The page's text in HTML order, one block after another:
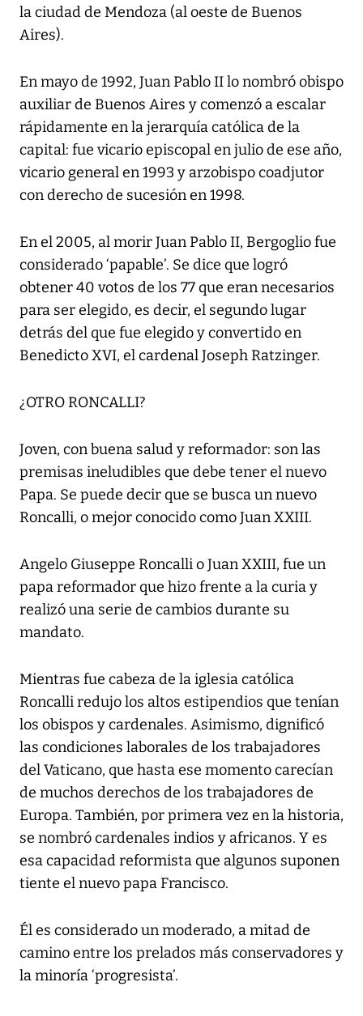
la ciudad de Mendoza (al oeste de Buenos
Aires).
En mayo de 1992, Juan Pablo II lo nombró obispo
auxiliar de Buenos Aires y comenzó a escalar
rápidamente en la jerarquía católica de la
capital: fue vicario episcopal en julio de ese año,
vicario general en 1993 y arzobispo coadjutor
con derecho de sucesión en 1998.
En el 2005, al morir Juan Pablo II, Bergoglio fue
considerado ‘papable’. Se dice que logró
obtener 40 votos de los 77 que eran necesarios
para ser elegido, es decir, el segundo lugar
detrás del que fue elegido y convertido en
Benedicto XVI, el cardenal Joseph Ratzinger.
¿OTRO RONCALLI?
Joven, con buena salud y reformador: son las
premisas ineludibles que debe tener el nuevo
Papa. Se puede decir que se busca un nuevo
Roncalli, o mejor conocido como Juan XXIII.
Angelo Giuseppe Roncalli o Juan XXIII, fue un
papa reformador que hizo frente a la curia y
realizó una serie de cambios durante su
mandato.
Mientras fue cabeza de la iglesia católica
Roncalli redujo los altos estipendios que tenían
los obispos y cardenales. Asimismo, dignificó
las condiciones laborales de los trabajadores
del Vaticano, que hasta ese momento carecían
de muchos derechos de los trabajadores de
Europa. También, por primera vez en la historia,
se nombró cardenales indios y africanos. Y es
esa capacidad reformista que algunos suponen
tiente el nuevo papa Francisco.
Él es considerado un moderado, a mitad de
camino entre los prelados más conservadores y
la minoría ‘progresista’.